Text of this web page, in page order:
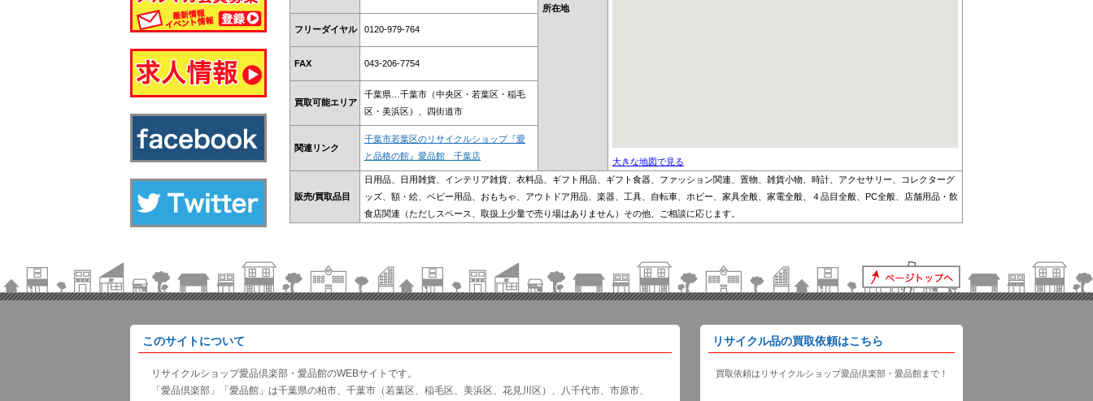
所在地
大きな地図で見る
フリーダイヤル 0120-979-764
FAX 043-206-7754
買取可能エリア
千葉県…千葉市（中央区・若葉区・稲毛
区・美浜区）、四街道市
関連リンク
千葉市若葉区のリサイクルショップ『愛
と品格の館』愛品館 千葉店
販売/買取品目
日用品、日用雑貨、インテリア雑貨、衣料品、ギフト用品、ギフト食器、ファッション関連、置物、雑貨小物、時計、アクセサリー、コレクターグ
ッズ、額・絵、ベビー用品、おもちゃ、アウトドア用品、楽器、工具、自転車、ホビー、家具全般、家電全般、４品目全般、PC全般、店舗用品・飲
食店関連（ただしスペース、取扱上少量で売り場はありません）その他、ご相談に応じます。
このサイトについて
リサイクルショップ愛品倶楽部・愛品館のWEBサイトです。
「愛品倶楽部」「愛品館」は千葉県の柏市、千葉市（若葉区、稲毛区、美浜区、花見川区）、八千代市、市原市、
リサイクル品の買取依頼はこちら
買取依頼はリサイクルショップ愛品倶楽部・愛品館まで！